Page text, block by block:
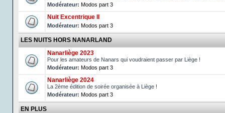
Modérateur: Modos part 3
Nuit Excentrique II
Modérateur: Modos part 3
LES NUITS HORS NANARLAND
Nanarliège 2023
Pour les amateurs de Nanars qui voudraient passer par Liège !
Modérateur: Modos part 3
Nanarliège 2024
La 2ème édition de soirée organisée à Liège !
Modérateur: Modos part 3
EN PLUS